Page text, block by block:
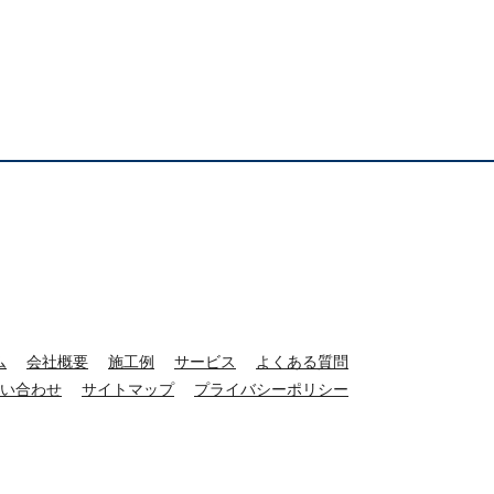
会社概要 施工例 サービス
よくある質問
合わせ サイトマップ プライバシーポリシー